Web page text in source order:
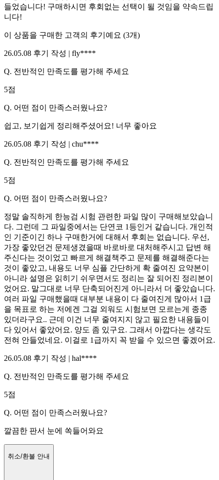
들었습니다! 구매하시면 후회없는 선택이 될 것임을 약속드립
니다!
이 상품을 구매한 고객의 후기예요 (3개)
26.05.08 후기 작성 | fly****
Q. 전반적인 만족도를 평가해 주세요
5점
Q. 어떤 점이 만족스러웠나요?
쉽고, 보기쉽게 정리해주셨어요! 너무 좋아요
26.05.08 후기 작성 | chu****
Q. 전반적인 만족도를 평가해 주세요
5점
Q. 어떤 점이 만족스러웠나요?
정말 솔직하게 한능검 시험 관련한 파일 많이 구매해보았습니
다. 그런데 그 파일중에서는 단연코 1등인거 같습니다. 개인적
인 기준이긴 하나 구매한거에 대해서 후회는 없습니다. 우선,
가장 좋았던건 문제생겼을때 바로바로 대처해주시고 답변 해
주신다는 것이었고 빠르게 해결책주고 문제를 해결해준다는
것이 좋았고, 내용도 너무 심플 간단하게 확 줄여진 요약본이
아니라 설명은 읽히기 쉬우면서도 정리는 잘 되어진 정리본이
었어요. 말그대로 너무 단축되어진게 아니라서 더 좋았습니다.
여러 파일 구매했을때 대부분 내용이 다 줄여진게 많아서 1급
을 목표로 하는 저에겐 그걸 외워도 시험보면 모르는게 종종
있더라구요.. 근데 이건 너무 줄여지지 않고 필요한 내용들이
다 있어서 좋았어요. 양도 좀 있구요. 그래서 아깝다는 생각도
전혀 안들었네요. 이걸로 1급까지 꼭 받을 수 있으면 좋겠어요.
26.05.08 후기 작성 | hal****
Q. 전반적인 만족도를 평가해 주세요
5점
Q. 어떤 점이 만족스러웠나요?
깔끔한 판서 눈에 쏙들어와요
취소/환불 안내